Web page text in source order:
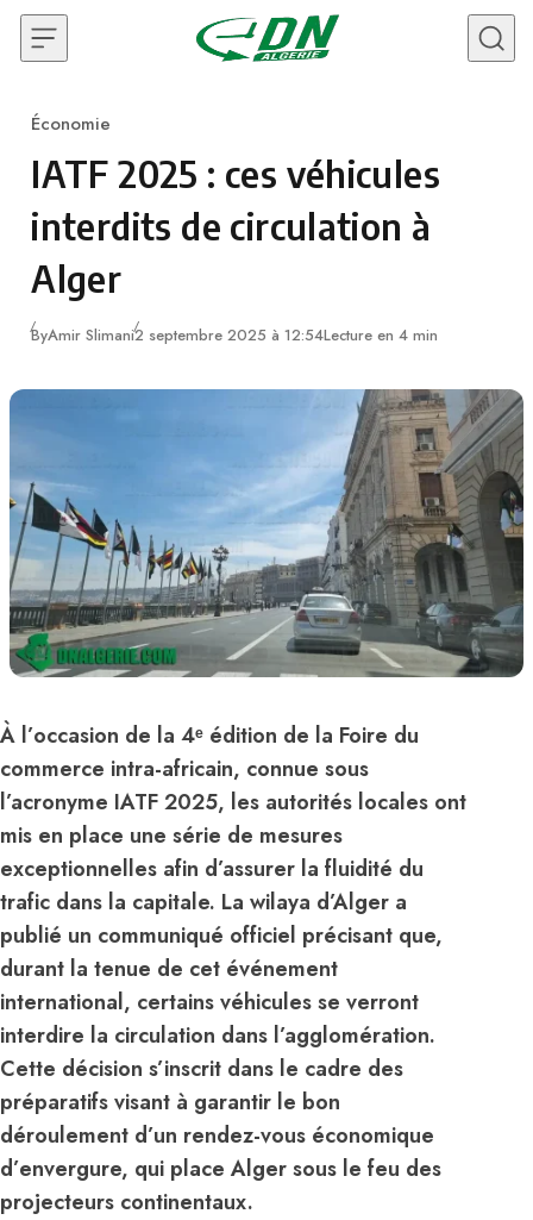
Skip to content
Category
Économie
IATF 2025 : ces véhicules
interdits de circulation à
Alger
ByAmir Slimani2 septembre 2025 à 12:54Lecture en 4 min
À l’occasion de la 4ᵉ édition de la Foire du
commerce intra-africain, connue sous
l’acronyme IATF 2025, les autorités locales ont
mis en place une série de mesures
exceptionnelles afin d’assurer la fluidité du
trafic dans la capitale. La wilaya d’Alger a
publié un communiqué officiel précisant que,
durant la tenue de cet événement
international, certains véhicules se verront
interdire la circulation dans l’agglomération.
Cette décision s’inscrit dans le cadre des
préparatifs visant à garantir le bon
déroulement d’un rendez-vous économique
d’envergure, qui place Alger sous le feu des
projecteurs continentaux.